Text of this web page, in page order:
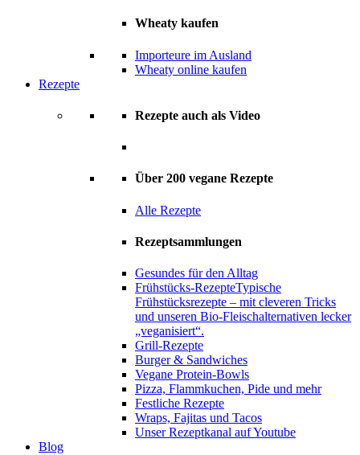
Wheaty kaufen
Importeure im Ausland
Wheaty online kaufen
Rezepte
Rezepte auch als Video
Über 200 vegane Rezepte
Alle Rezepte
Rezeptsammlungen
Gesundes für den Alltag
Frühstücks-RezepteTypische
Frühstücksrezepte – mit cleveren Tricks
und unseren Bio-Fleischalternativen lecker
„veganisiert“.
Grill-Rezepte
Burger & Sandwiches
Vegane Protein-Bowls
Pizza, Flammkuchen, Pide und mehr
Festliche Rezepte
Wraps, Fajitas und Tacos
Unser Rezeptkanal auf Youtube
Blog